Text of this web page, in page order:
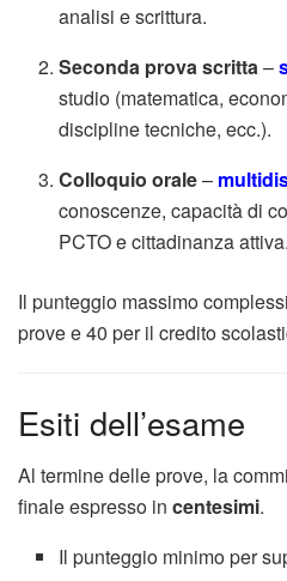
analisi e scrittura.
Seconda prova scritta–
studio (matematica,
discipline tecniche, ecc.).
Colloquio orale–
conoscenze, capacità di
PCTO e cittadinanza attiva.
Il punteggio massimo
prove e 40 per il credito
Esiti dell’esame
Al termine delle prove, la
finale espresso in centesimi.
Il punteggio minimo per